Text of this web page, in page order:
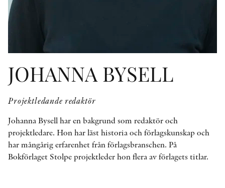
JOHANNA BYSELL
Projektledande redaktör
Johanna Bysell har en bakgrund som redaktör och
projektledare. Hon har läst historia och förlagskunskap och
har mångårig erfarenhet från förlagsbranschen. På
Bokförlaget Stolpe projektleder hon flera av förlagets titlar.